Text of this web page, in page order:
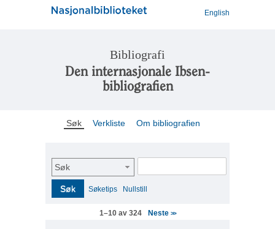
English
Bibliografi
Den internasjonale Ibsen-
bibliografien
Søk Verkliste Om bibliografien
Søk
Søk Søketips Nullstill
1–10 av 324 Neste >>